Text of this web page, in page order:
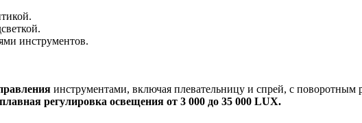
инструментов.
инструментами, включая плевательницу и спрей, с поворотным
регулировка освещения от 3 000 до 35 000 LUX.